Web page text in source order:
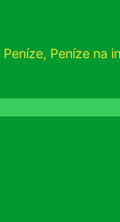
Peníze, Peníze na